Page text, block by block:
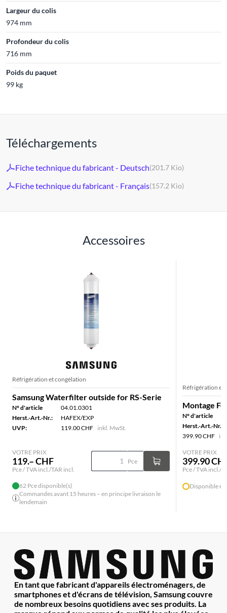
Largeur du colis
974 mm
Profondeur du colis
716 mm
Poids du paquet
99 kg
Téléchargements
Fiche technique du fabricant - Deutsch(201.7 Kio)
Fiche technique du fabricant - Français(157.2 Kio)
Accessoires
Réfrigération et congélation
Samsung Waterfilter outside for RS-Serie
N° d'article
04.01.0301
Herst.-Art.-Nr.:
HAFEX/EXP
UVP:
119.00 CHF inkl. MwSt.
VOTRE PRIX
119.– CHF
Pce / TVA incl./TAR incl.
Pce
62 Pce disponible(s)
Commandes avant 15 heures – en principe livraison le
lendemain
Réfrigération et
Montage
N° d'article
Herst.-Art.-Nr.:
399.90 CHF
VOTRE PRIX
399.90
Pce / TVA incl./
Disponible
En tant que fabricant d'appareils électroménagers, de
smartphones et d'écrans de télévision, Samsung couvre
de nombreux besoins quotidiens avec ses produits. La